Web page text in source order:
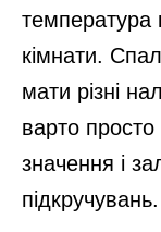
температура
кімнати.
мати різні
варто просто
значення і
підкручувань.